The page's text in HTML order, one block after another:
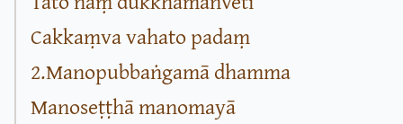
Cakkaṃva vahato padaṃ
2.Manopubbaṅgamā dhamma
Manoseṭṭhā manomayā